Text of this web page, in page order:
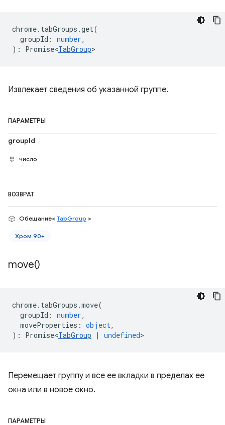
chrome. tabGroups .get(
groupId : number,
) : Promise<TabGroup>
Извлекает сведения об указанной группе.
ПАРАМЕТРЫ
groupId
число
ВОЗВРАТ
Обещание< TabGroup >
Хром 90+
move()
chrome. tabGroups .move(
groupId : number,
moveProperties : object,
) : Promise<TabGroup | undefined>
Перемещает группу и все ее вкладки в пределах ее
окна или в новое окно.
ПАРАМЕТРЫ